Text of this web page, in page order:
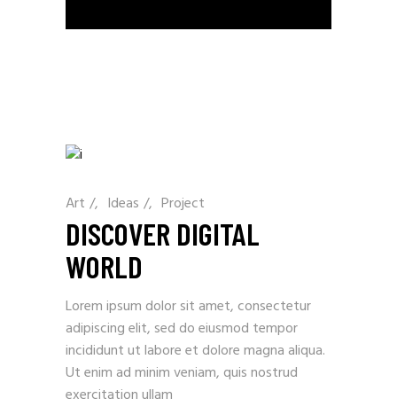
Art / Ideas / Project
DISCOVER DIGITAL
WORLD
Lorem ipsum dolor sit amet, consectetur
adipiscing elit, sed do eiusmod tempor
incididunt ut labore et dolore magna aliqua.
Ut enim ad minim veniam, quis nostrud
exercitation ullam